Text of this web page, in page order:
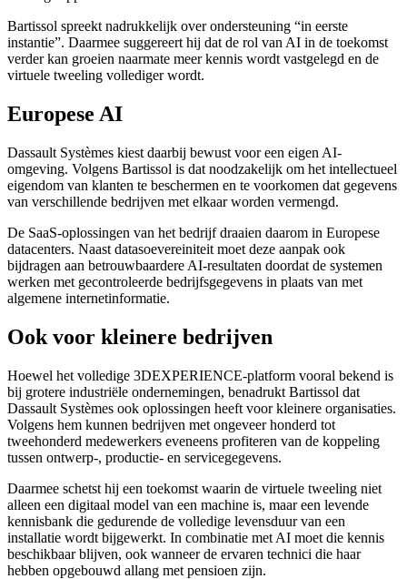
Bartissol spreekt nadrukkelijk over ondersteuning “in eerste
instantie”. Daarmee suggereert hij dat de rol van AI in de toekomst
verder kan groeien naarmate meer kennis wordt vastgelegd en de
virtuele tweeling vollediger wordt.
Europese AI
Dassault Systèmes kiest daarbij bewust voor een eigen AI-
omgeving. Volgens Bartissol is dat noodzakelijk om het intellectueel
eigendom van klanten te beschermen en te voorkomen dat gegevens
van verschillende bedrijven met elkaar worden vermengd.
De SaaS-oplossingen van het bedrijf draaien daarom in Europese
datacenters. Naast datasoevereiniteit moet deze aanpak ook
bijdragen aan betrouwbaardere AI-resultaten doordat de systemen
werken met gecontroleerde bedrijfsgegevens in plaats van met
algemene internetinformatie.
Ook voor kleinere bedrijven
Hoewel het volledige 3DEXPERIENCE-platform vooral bekend is
bij grotere industriële ondernemingen, benadrukt Bartissol dat
Dassault Systèmes ook oplossingen heeft voor kleinere organisaties.
Volgens hem kunnen bedrijven met ongeveer honderd tot
tweehonderd medewerkers eveneens profiteren van de koppeling
tussen ontwerp-, productie- en servicegegevens.
Daarmee schetst hij een toekomst waarin de virtuele tweeling niet
alleen een digitaal model van een machine is, maar een levende
kennisbank die gedurende de volledige levensduur van een
installatie wordt bijgewerkt. In combinatie met AI moet die kennis
beschikbaar blijven, ook wanneer de ervaren technici die haar
hebben opgebouwd allang met pensioen zijn.